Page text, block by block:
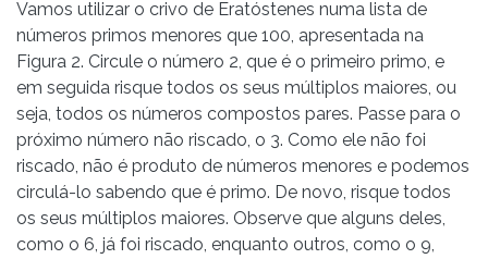
Vamos utilizar o crivo de Eratóstenes numa lista de
números primos menores que 100, apresentada na
Figura 2. Circule o número 2, que é o primeiro primo, e
em seguida risque todos os seus múltiplos maiores, ou
seja, todos os números compostos pares. Passe para o
próximo número não riscado, o 3. Como ele não foi
riscado, não é produto de números menores e podemos
circulá-lo sabendo que é primo. De novo, risque todos
os seus múltiplos maiores. Observe que alguns deles,
como o 6, já foi riscado, enquanto outros, como o 9,